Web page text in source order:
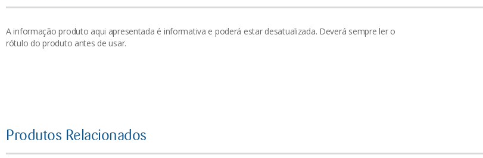
A informação produto aqui apresentada é informativa e poderá estar desatualizada. Deverá sempre ler o
rótulo do produto antes de usar.
Produtos Relacionados